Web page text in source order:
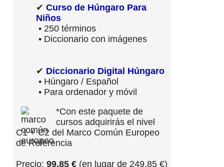
✔ Curso de Húngaro Para
Niños
• 250 términos
• Diccionario con imágenes
✔ Diccionario Digital Húngaro
• Húngaro / Español
• Para ordenador y móvil
*Con este paquete de
cursos adquirirás el nivel
C1 + C2 del Marco Común Europeo
de Referencia
Precio: 99,85 € (en lugar de 249,85 €)